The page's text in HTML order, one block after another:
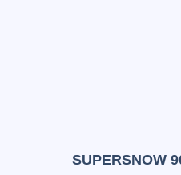
SUPERSNOW